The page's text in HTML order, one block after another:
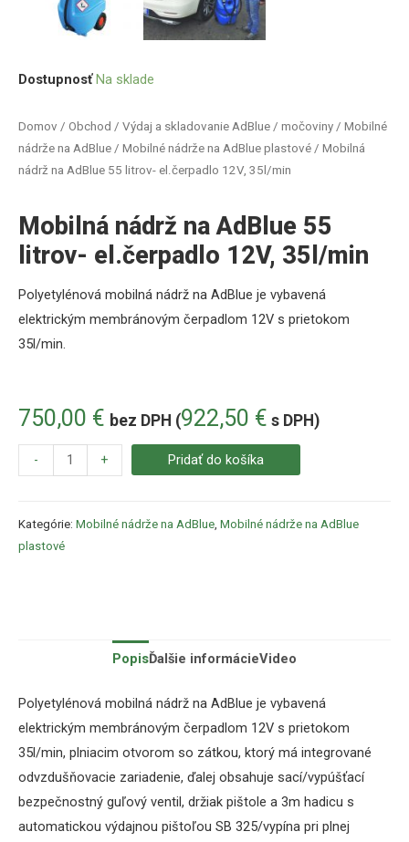
Domov / Obchod / Výdaj a skladovanie AdBlue / močoviny / Mobilné
nádrže na AdBlue / Mobilné nádrže na AdBlue plastové / Mobilná
nádrž na AdBlue 55 litrov- el.čerpadlo 12V, 35l/min
Mobilná nádrž na AdBlue 55
litrov- el.čerpadlo 12V, 35l/min
750,00 € bez DPH (922,50 € s DPH)
Polyetylénová mobilná nádrž na AdBlue je vybavená
elektrickým membránovým čerpadlom 12V s prietokom
35l/min.
Dostupnosť Na sklade
- + Pridať do košíka
Kategórie: Mobilné nádrže na AdBlue, Mobilné nádrže na AdBlue
plastové
PopisĎalšie informácieVideo
Polyetylénová mobilná nádrž na AdBlue je vybavená
elektrickým membránovým čerpadlom 12V s prietokom
35l/min, plniacim otvorom so zátkou, ktorý má integrované
odvzdušňovacie zariadenie, ďalej obsahuje sací/vypúšťací
bezpečnostný guľový ventil, držiak pištole a 3m hadicu s
automatickou výdajnou pištoľou SB 325/vypína pri plnej